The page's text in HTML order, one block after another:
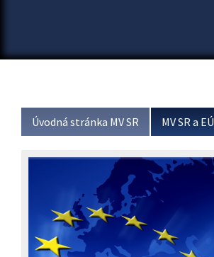
Úvodná stránka MV SR MV SR a EÚ